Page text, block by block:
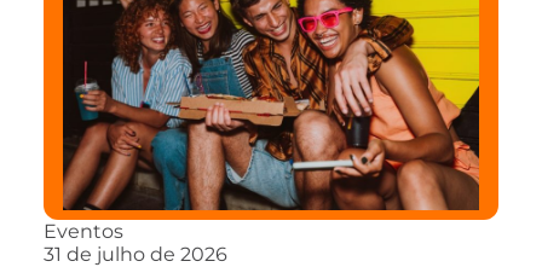
Eventos
31 de julho de 2026